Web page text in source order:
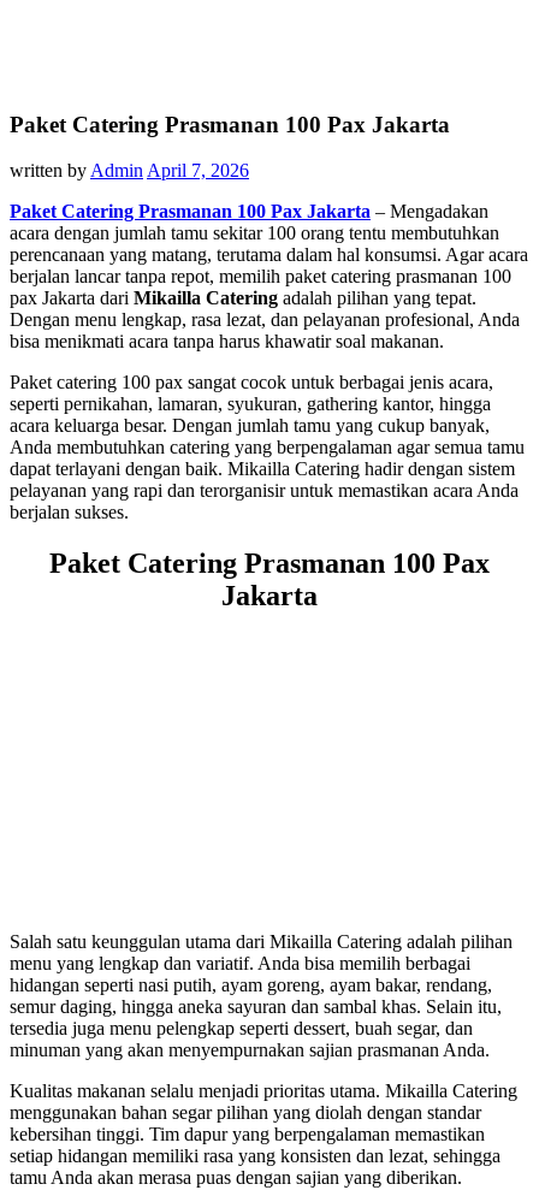
Paket Catering Prasmanan 100 Pax Jakarta
written byAdminApril 7, 2026
Paket Catering Prasmanan 100 Pax Jakarta – Mengadakan
acara dengan jumlah tamu sekitar 100 orang tentu membutuhkan
perencanaan yang matang, terutama dalam hal konsumsi. Agar acara
berjalan lancar tanpa repot, memilih paket catering prasmanan 100
pax Jakarta dari Mikailla Catering adalah pilihan yang tepat.
Dengan menu lengkap, rasa lezat, dan pelayanan profesional, Anda
bisa menikmati acara tanpa harus khawatir soal makanan.
Paket catering 100 pax sangat cocok untuk berbagai jenis acara,
seperti pernikahan, lamaran, syukuran, gathering kantor, hingga
acara keluarga besar. Dengan jumlah tamu yang cukup banyak,
Anda membutuhkan catering yang berpengalaman agar semua tamu
dapat terlayani dengan baik. Mikailla Catering hadir dengan sistem
pelayanan yang rapi dan terorganisir untuk memastikan acara Anda
berjalan sukses.
Paket Catering Prasmanan 100 Pax
Jakarta
Salah satu keunggulan utama dari Mikailla Catering adalah pilihan
menu yang lengkap dan variatif. Anda bisa memilih berbagai
hidangan seperti nasi putih, ayam goreng, ayam bakar, rendang,
semur daging, hingga aneka sayuran dan sambal khas. Selain itu,
tersedia juga menu pelengkap seperti dessert, buah segar, dan
minuman yang akan menyempurnakan sajian prasmanan Anda.
Kualitas makanan selalu menjadi prioritas utama. Mikailla Catering
menggunakan bahan segar pilihan yang diolah dengan standar
kebersihan tinggi. Tim dapur yang berpengalaman memastikan
setiap hidangan memiliki rasa yang konsisten dan lezat, sehingga
tamu Anda akan merasa puas dengan sajian yang diberikan.